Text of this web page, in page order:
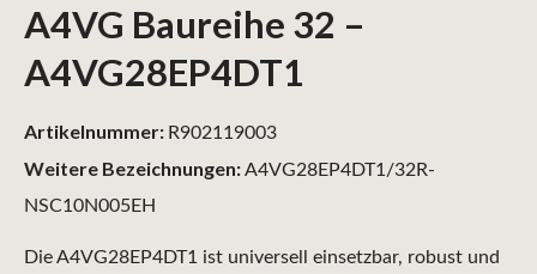
A4VG Baureihe 32 –
A4VG28EP4DT1
Die A4VG28EP4DT1 ist universell einsetzbar, robust und
Weitere Bezeichnungen:A4VG28EP4DT1/32R-
NSC10N005EH
Artikelnummer: R902119003